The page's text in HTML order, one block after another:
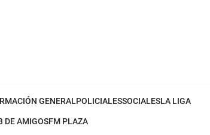
GENERALPOLICIALESSOCIALESLA LIGA
DE AMIGOSFM PLAZA